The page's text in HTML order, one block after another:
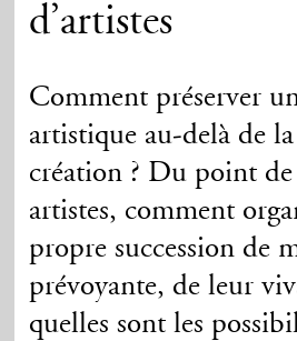
d’artistes
Comment préserver
artistique au-delà de
création ? Du point de
artistes, comment
propre succession de
prévoyante, de leur
quelles sont les